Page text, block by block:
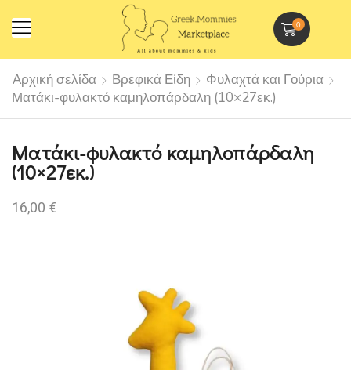
0
Αρχική σελίδα Βρεφικά Είδη
Φυλαχτά και Γούρια
Ματάκι-φυλακτό καμηλοπάρδαλη (10×27εκ.)
Ματάκι-φυλακτό καμηλοπάρδαλη
(10×27εκ.)
16,00 €